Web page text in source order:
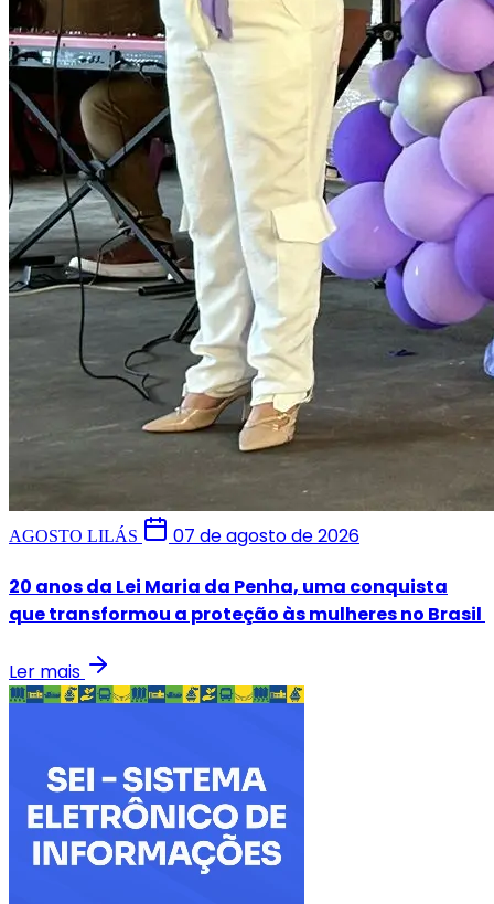
AGOSTO LILÁS 07 de agosto de 2026
20 anos da Lei Maria da Penha, uma conquista
que transformou a proteção às mulheres no Brasil
Ler mais